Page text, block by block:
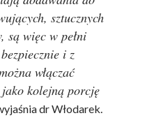
sztucznych
są więc w pełni
i z
włączać
kolejną porcję
dr Włodarek.